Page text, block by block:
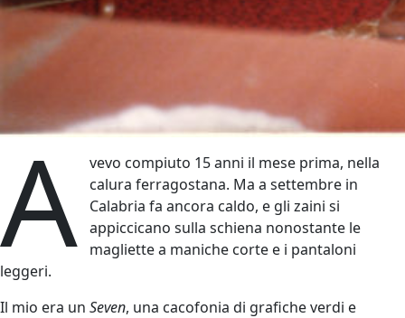
A
vevo compiuto 15 anni il mese prima, nella
calura ferragostana. Ma a settembre in
Calabria fa ancora caldo, e gli zaini si
appiccicano sulla schiena nonostante le
magliette a maniche corte e i pantaloni
leggeri.
Il mio era un Seven, una cacofonia di grafiche verdi e